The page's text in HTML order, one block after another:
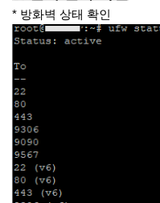
* 방화벽 상태 확인